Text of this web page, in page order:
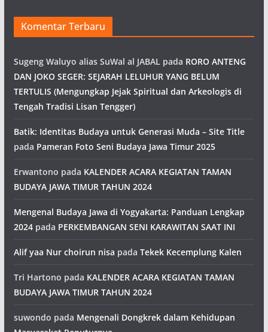
Komentar Terbaru
Sugeng Waluyo alias SuWal al JABAL pada RORO ANTENG
DAN JOKO SEGER: SEJARAH LELUHUR YANG BELUM
TERTULIS (Mengungkap Jejak Spiritual dan Arkeologis di
Tengah Tradisi Lisan Tengger)
Batik: Identitas Budaya untuk Generasi Muda – Site Title
pada Pameran Foto Seni Budaya Jawa Timur 2025
Erwantono pada KALENDER ACARA KEGIATAN TAMAN
BUDAYA JAWA TIMUR TAHUN 2024
Mengenal Budaya Jawa di Yogyakarta: Panduan Lengkap
2024pada PERKEMBANGAN SENI KARAWITAN SAAT INI
Alif yaa Nur choirun nisa pada Tekek Kecemplung Kalen
Tri Hartono pada KALENDER ACARA KEGIATAN TAMAN
BUDAYA JAWA TIMUR TAHUN 2024
suwondo pada Mengenali Dongkrek dalam Kehidupan